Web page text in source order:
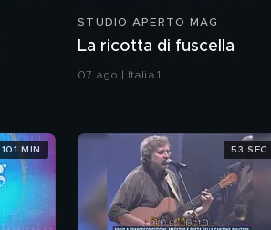
STUDIO APERTO MAG
La ricotta di fuscella
07 ago | Italia 1
101 MIN 53 SEC